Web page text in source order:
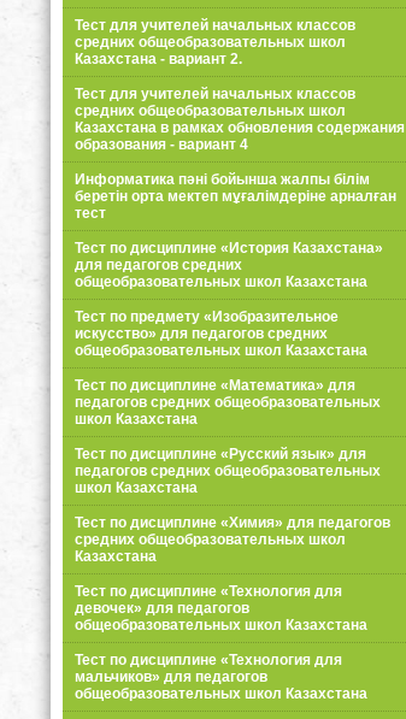
Тест для учителей начальных классов
средних общеобразовательных школ
Казахстана - вариант 2.
Тест для учителей начальных классов
средних общеобразовательных школ
Казахстана в рамках обновления содержания
образования - вариант 4
Информатика пәні бойынша жалпы білім
беретін орта мектеп мұғалімдеріне арналған
тест
Тест по дисциплине «История Казахстана»
для педагогов средних
общеобразовательных школ Казахстана
Тест по предмету «Изобразительное
искусство» для педагогов средних
общеобразовательных школ Казахстана
Тест по дисциплине «Математика» для
педагогов средних общеобразовательных
школ Казахстана
Тест по дисциплине «Русский язык» для
педагогов средних общеобразовательных
школ Казахстана
Тест по дисциплине «Химия» для педагогов
средних общеобразовательных школ
Казахстана
Тест по дисциплине «Технология для
девочек» для педагогов
общеобразовательных школ Казахстана
Тест по дисциплине «Технология для
мальчиков» для педагогов
общеобразовательных школ Казахстана